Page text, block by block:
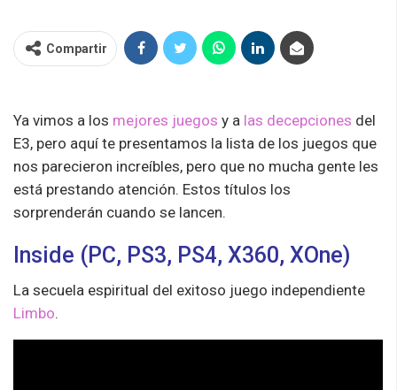
Compartir
Ya vimos a los mejores juegos y a las decepciones del
E3, pero aquí te presentamos la lista de los juegos que
nos parecieron increíbles, pero que no mucha gente les
está prestando atención. Estos títulos los
sorprenderán cuando se lancen.
Inside (PC, PS3, PS4, X360, XOne)
La secuela espiritual del exitoso juego independiente
Limbo.